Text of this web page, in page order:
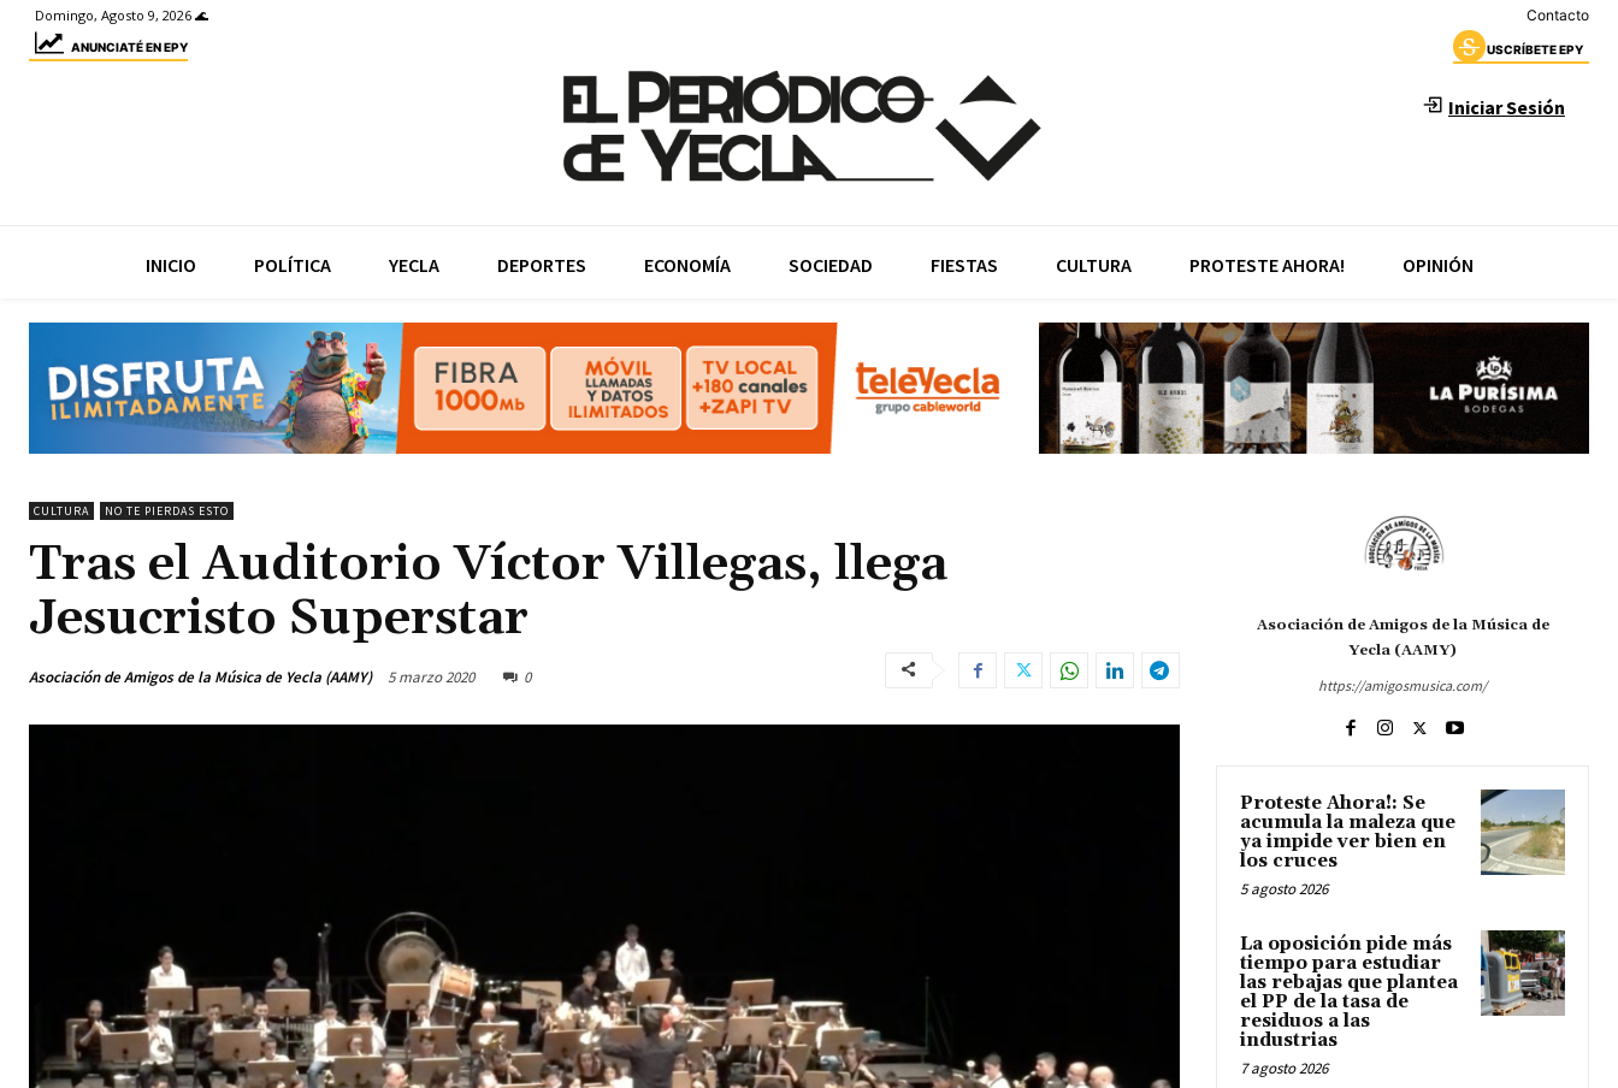
Domingo, Agosto 9, 2026 🌊 Contacto
ANUNCIATÉ EN EPY USCRÍBETE EPY
Iniciar Sesión
INICIO POLÍTICA YECLA DEPORTES ECONOMÍA SOCIEDAD FIESTAS CULTURA PROTESTE AHORA! OPINIÓN
CULTURA NO TE PIERDAS ESTO
Tras el Auditorio Víctor Villegas, llega
Jesucristo Superstar
Asociación de Amigos de la Música de Yecla (AAMY) 5 marzo 2020 0
Asociación de Amigos de la Música de
Yecla (AAMY)
https://amigosmusica.com/
Proteste Ahora!: Se
acumula la maleza que
ya impide ver bien en
los cruces
5 agosto 2026
La oposición pide más
tiempo para estudiar
las rebajas que plantea
el PP de la tasa de
residuos a las
industrias
7 agosto 2026